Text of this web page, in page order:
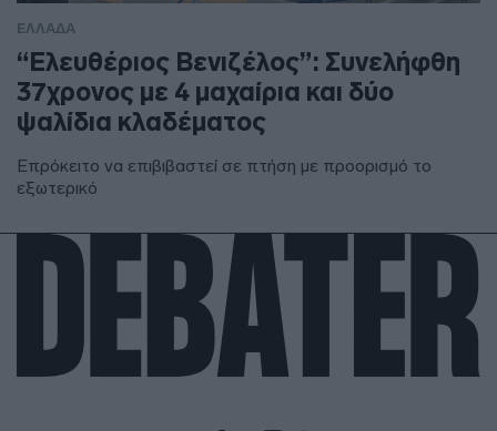
ΕΛΛΑΔΑ
“Ελευθέριος Βενιζέλος”: Συνελήφθη
37χρονος με 4 μαχαίρια και δύο
ψαλίδια κλαδέματος
Επρόκειτο να επιβιβαστεί σε πτήση με προορισμό το
εξωτερικό